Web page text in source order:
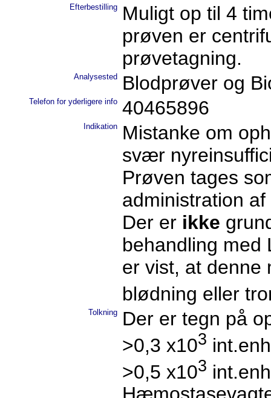
Efterbestilling
Muligt op til 4
prøven er
prøvetagning.
Analysested Blodprøver og
Telefon for yderligere info 40465896
Indikation
Mistanke om
svær
Prøven tages
administration
Der er ikke
behandling
er vist, at denne
blødning eller
Tolkning
Der er tegn på
>0,3 x103
>0,5 x103